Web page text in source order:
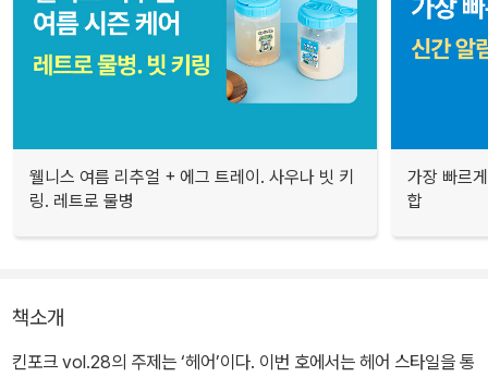
웰니스 여름 리추얼 + 에그 트레이. 사우나 빗 키
링. 레트로 물병
가장 빠르
합
책소개
킨포크 vol.28의 주제는 ‘헤어’이다. 이번 호에서는 헤어 스타일을 통